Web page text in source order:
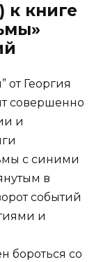
к книге
от Георгия
совершенно
и
с синими
в
событий
и
бороться со